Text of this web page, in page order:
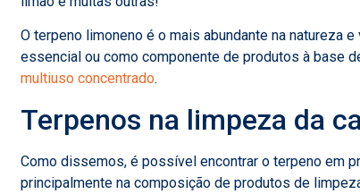
O terpeno limoneno é o mais abundante na natureza
essencial ou como componente de produtos à base
multiuso concentrado.
Terpenos na limpeza da
Como dissemos, é possível encontrar o terpeno em
principalmente na composição de produtos de